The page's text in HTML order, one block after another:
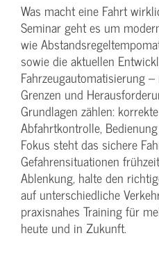
Was macht eine Fahrt
Seminar geht es um
wie
sowie die aktuellen
Fahrzeugautomatisierung
Grenzen und
Grundlagen zählen:
Abfahrtkontrolle,
Fokus steht das sichere
Gefahrensituationen
Ablenkung, halte den
auf unterschiedliche
praxisnahes Training für
heute und in Zukunft.